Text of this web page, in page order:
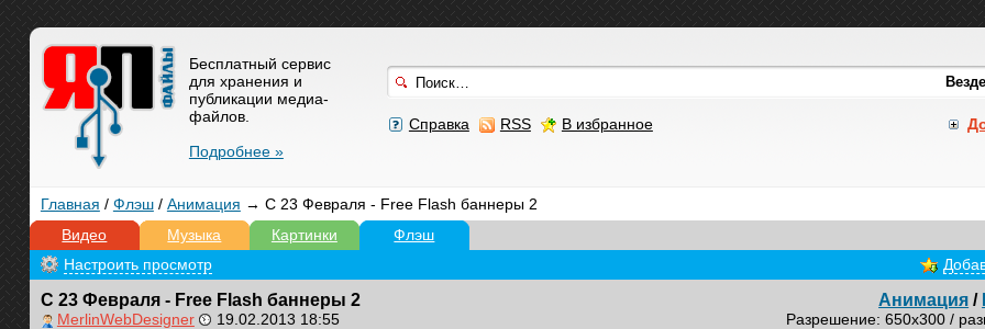
Справка RSS В избранное
Бесплатный сервис
для хранения и
публикации медиа-
файлов.
Подробнее »
Главная / Флэш/ Анимация → С 23 Февраля - Free Flash баннеры 2
Видео
Музыка Картинки Флэш
Настроить просмотр
С 23 Февраля - Free Flash баннеры 2
MerlinWebDesigner 19.02.2013 18:55
Анимация /
Разрешение: 650x300 /